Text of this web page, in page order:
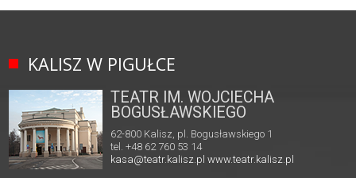
KALISZ W PIGUŁCE
TEATR IM. WOJCIECHA
BOGUSŁAWSKIEGO
62-800 Kalisz, pl. Bogusławskiego 1
tel. +48 62 760 53 14
kasa@teatr.kalisz.pl www.teatr.kalisz.pl